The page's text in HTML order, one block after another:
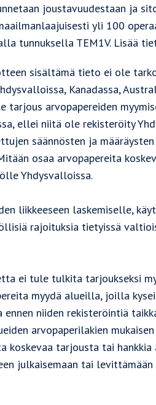
joustavuudestaan ja
yli 100
tunnuksella TEM1V. Lisää
sisältämä tieto ei ole
Kanadassa,
tarjous arvopapereiden
ellei niitä ole rekisteröity
säännösten ja
osaa arvopapereita
Yhdysvalloissa.
liikkeeseen laskemiselle,
rajoituksia tietyissä
ei tule tulkita tarjoukseksi
myydä alueilla, joilla
ennen niiden rekisteröintiä
arvopaperilakien
koskevaa tarjousta tai
julkaisemaan tai